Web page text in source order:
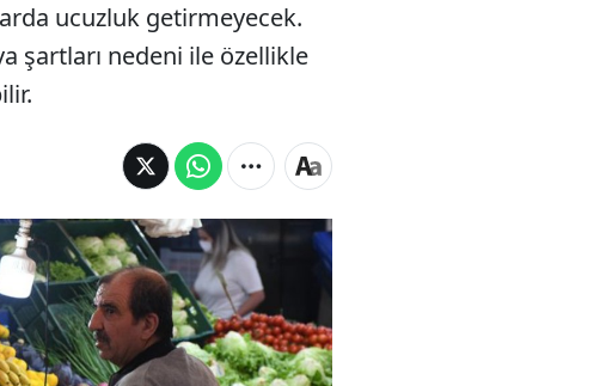
ucuzluk getirmeyecek.
şartları nedeni ile özellikle